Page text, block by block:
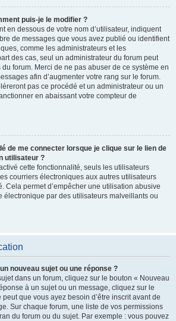
puis-je le modifier ?
en dessous de votre nom d’utilisateur, indiquent
de messages que vous avez publié ou identifient
comme les administrateurs et les
des cas, seul un administrateur du forum peut
forum. Merci de ne pas abuser de ce système en
afin d’augmenter votre rang sur le forum.
pas ce procédé et un administrateur ou un
en abaissant votre compteur de
de me connecter lorsque je clique sur le lien de
utilisateur ?
cette fonctionnalité, seuls les utilisateurs
courriers électroniques aux autres utilisateurs
Cela permet d’empêcher une utilisation abusive
électronique par des utilisateurs malveillants ou
nouveau sujet ou une réponse ?
dans un forum, cliquez sur le bouton « Nouveau
à un sujet ou un message, cliquez sur le
que vous ayez besoin d’être inscrit avant de
Sur chaque forum, une liste de vos permissions
du forum ou du sujet. Par exemple : vous pouvez